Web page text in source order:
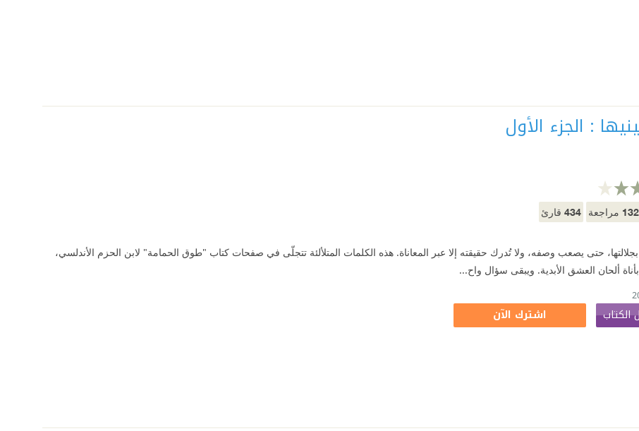
: الجزء الأول
132 مراجعة 434 قارئ
حتى يصعب وصفه، ولا تُدرك حقيقته إلا عبر المعاناة. هذه الكلمات المتلألئة تتجلّى في صفحات كتاب "طوق الحمامة" لابن الحزم الأندلسي،
ألحان العشق الأبدية. ويبقى سؤال واح...
الكتاب اشترك الآن